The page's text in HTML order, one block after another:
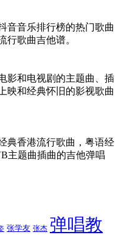
音音乐排行榜的热门歌曲
行歌曲吉他谱。
影和电视剧的主题曲、插
映和经典怀旧的影视歌曲
典香港流行歌曲，粤语经
主题曲插曲的吉他弹唱
张学友 张杰 弹唱教